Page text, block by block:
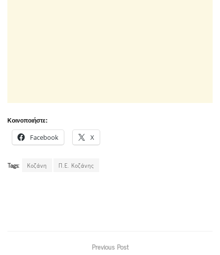
Κοινοποιήστε:
Facebook X
Tags: Κοζάνη Π.Ε. Κοζάνης
Previous Post